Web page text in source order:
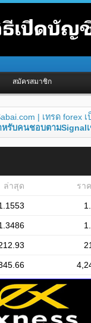
สมัครสมาชิก
| เทรด forex
หรับคนชอบตามSignal